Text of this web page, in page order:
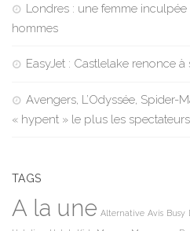
Londres : une femme
hommes
EasyJet : Castlelake renonce
Avengers, L’Odyssée, Spider-
« hypent » le plus les
TAGS
A la une Alternative Avis Busy